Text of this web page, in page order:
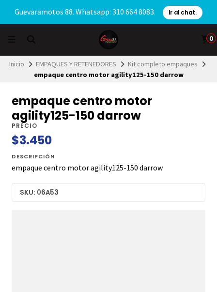
Guevaramotos 88. Whatsapp: 310 664 8083. Ir al chat.
0
Inicio EMPAQUES Y RETENEDORES
Kit completo empaques
empaque centro motor agility125-150 darrow
empaque centro motor
agility125-150 darrow
PRECIO
$3.450
DESCRIPCIÓN
empaque centro motor agility125-150 darrow
SKU: 06A53